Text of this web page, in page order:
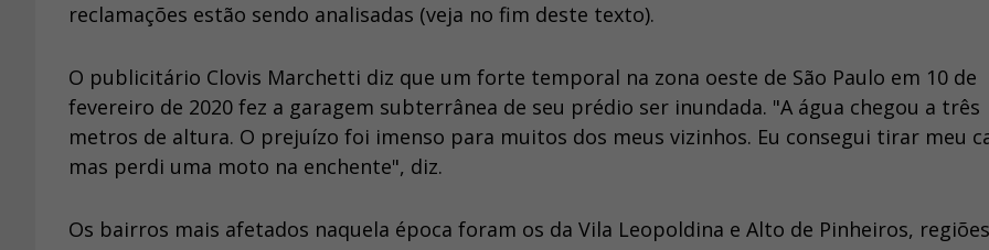
reclamações estão sendo analisadas (veja no fim deste texto).
O publicitário Clovis Marchetti diz que um forte temporal na zona oeste de São Paulo em 10 de
fevereiro de 2020 fez a garagem subterrânea de seu prédio ser inundada. "A água chegou a três
metros de altura. O prejuízo foi imenso para muitos dos meus vizinhos. Eu consegui tirar meu
mas perdi uma moto na enchente", diz.
Os bairros mais afetados naquela época foram os da Vila Leopoldina e Alto de Pinheiros,